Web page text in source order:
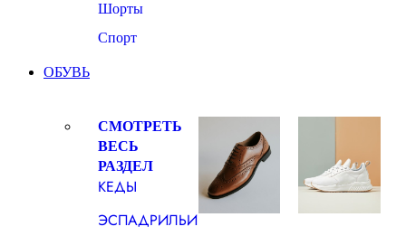
Шорты
Спорт
ОБУВЬ
СМОТРЕТЬ
ВЕСЬ
РАЗДЕЛ
КЕДЫ
ЭСПАДРИЛЬИ